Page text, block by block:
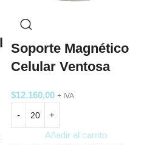
Soporte Magnético
Celular Ventosa
$12.160,00 + IVA
Añadir al carrito